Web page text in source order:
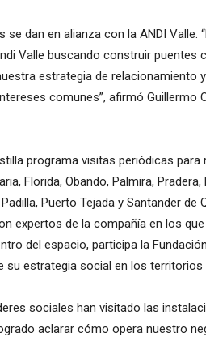
se dan en alianza con la ANDI
Valle buscando construir puentes
estrategia de relacionamiento
comunes”, afirmó Guillermo
programa visitas periódicas
Florida, Obando, Palmira,
Puerto Tejada y Santander de
expertos de la compañía en los
del espacio, participa la
su estrategia social en los territorios
sociales han visitado las
aclarar cómo opera nuestro